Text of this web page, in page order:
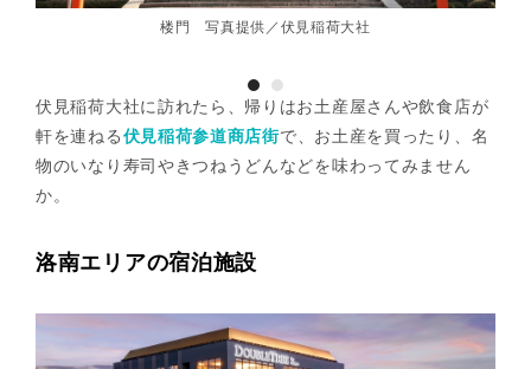
楼門 写真提供／伏見稲荷大社
伏見稲荷大社に訪れたら、帰りはお土産屋さんや飲食店が
軒を連ねる伏見稲荷参道商店街で、お土産を買ったり、名
物のいなり寿司やきつねうどんなどを味わってみません
か。
洛南エリアの宿泊施設